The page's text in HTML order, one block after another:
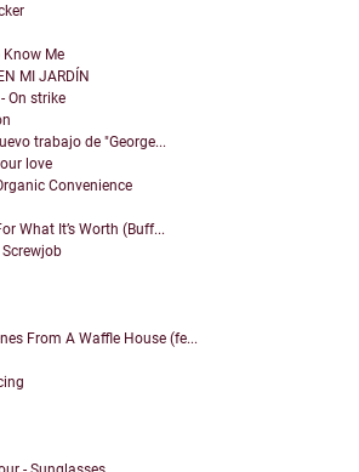
Know Me
MI JARDÍN
On strike
trabajo de "George...
love
Convenience
What It’s Worth (Buff...
From A Waffle House (fe...